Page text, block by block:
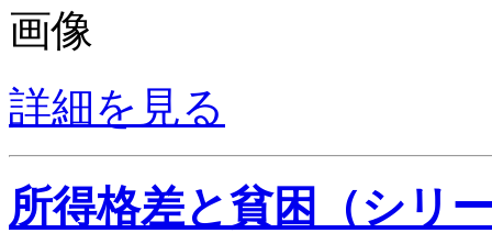
詳細を見る
所得格差と貧困（シリ